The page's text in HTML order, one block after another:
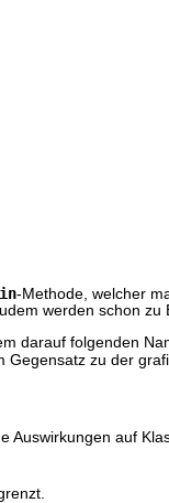
-Methode, welcher
werden schon
darauf folgenden
Gegensatz zu der
Auswirkungen auf